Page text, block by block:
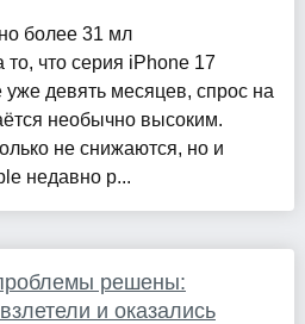
более 31 мл
что серия iPhone 17
уже девять месяцев, спрос на
необычно высоким.
не снижаются, но и
недавно р...
решены:
и оказались